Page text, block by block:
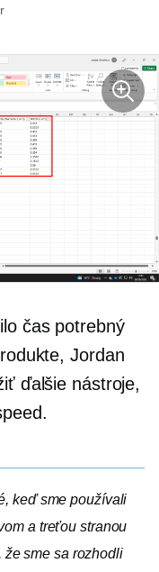
čas potrebný
Jordan
ďalšie nástroje,
keď sme používali
a treťou stranou
že sme sa rozhodli